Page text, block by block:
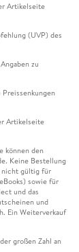
Artikelseite
(UVP) des
zu
Artikelseite
können den
Keine Bestellung
nicht gültig für
sowie für
und das
und
Ein Weiterverkauf
großen Zahl an